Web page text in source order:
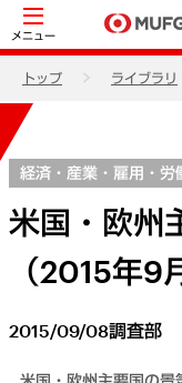
メニュー
トップ ライブラリ
経済・産業・雇用・労
米国・欧州
（2015年9
2015/09/08調査部